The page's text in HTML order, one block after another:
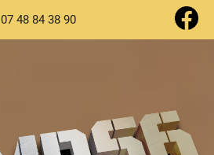
07 48 84 38 90